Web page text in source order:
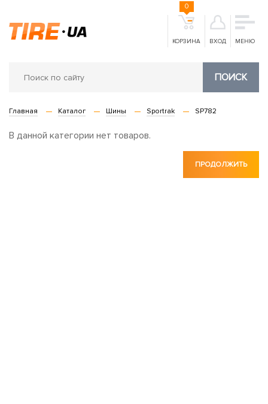
КОРЗИНА
0
ВХОД МЕНЮ
ПОИСК
Главная Каталог Шины Sportrak SP782
В данной категории нет товаров.
ПРОДОЛЖИТЬ